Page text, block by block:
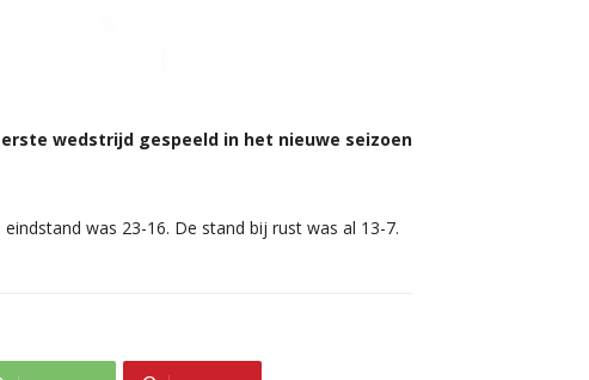
wedstrijd gespeeld in het nieuwe seizoen
was 23-16. De stand bij rust was al 13-7.